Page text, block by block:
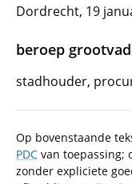
Dordrecht, 19
beroep
stadhouder,
Op bovenstaande
PDC van toepassing;
zonder expliciete